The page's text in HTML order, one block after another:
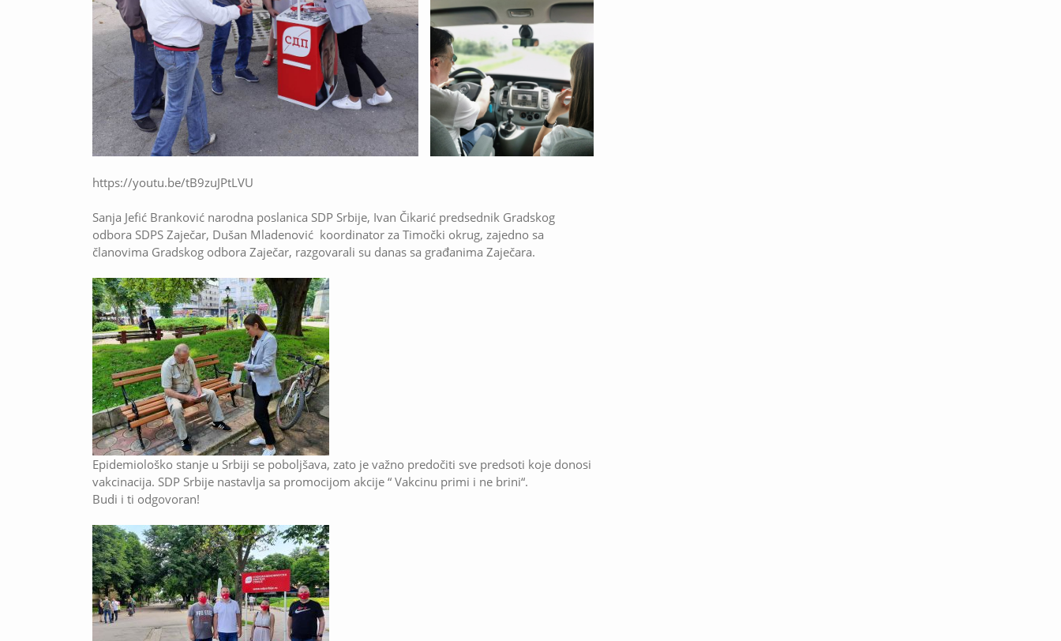
https://youtu.be/tB9zuJPtLVU
Sanja Jefić Branković narodna poslanica SDP Srbije, Ivan Čikarić predsednik Gradskog
odbora SDPS Zaječar, Dušan Mladenović koordinator za Timočki okrug, zajedno sa
članovima Gradskog odbora Zaječar, razgovarali su danas sa građanima Zaječara.
Epidemiološko stanje u Srbiji se poboljšava, zato je važno predočiti sve predsoti koje donosi
vakcinacija. SDP Srbije nastavlja sa promocijom akcije “ Vakcinu primi i ne brini“.
Budi i ti odgovoran!